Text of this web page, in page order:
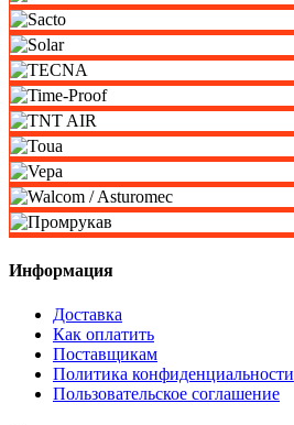
Информация
Доставка
Как оплатить
Поставщикам
Политика конфиденциальности
Пользовательское соглашение